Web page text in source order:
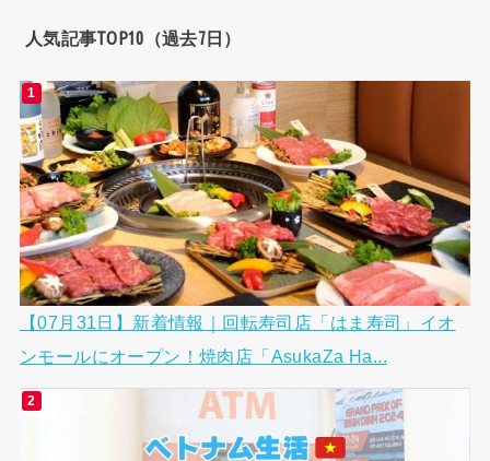
人気記事TOP10（過去7日）
【07月31日】新着情報｜回転寿司店「はま寿司」イオ
ンモールにオープン！焼肉店「AsukaZa Ha...